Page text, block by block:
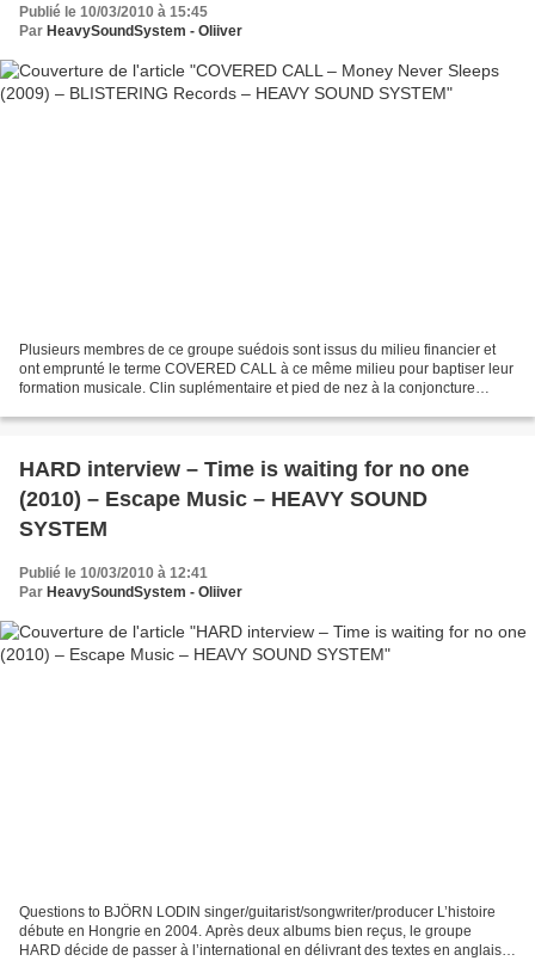
Publié le 10/03/2010 à 15:45
Par HeavySoundSystem - Oliiver
Plusieurs membres de ce groupe suédois sont issus du milieu financier et
ont emprunté le terme COVERED CALL à ce même milieu pour baptiser leur
formation musicale. Clin suplémentaire et pied de nez à la conjoncture
HARD interview – Time is waiting for no one
(2010) – Escape Music – HEAVY SOUND
SYSTEM
Publié le 10/03/2010 à 12:41
Par HeavySoundSystem - Oliiver
Questions to BJÖRN LODIN singer/guitarist/songwriter/producer L’histoire
débute en Hongrie en 2004. Après deux albums bien reçus, le groupe
HARD décide de passer à l’international en délivrant des textes en anglais.